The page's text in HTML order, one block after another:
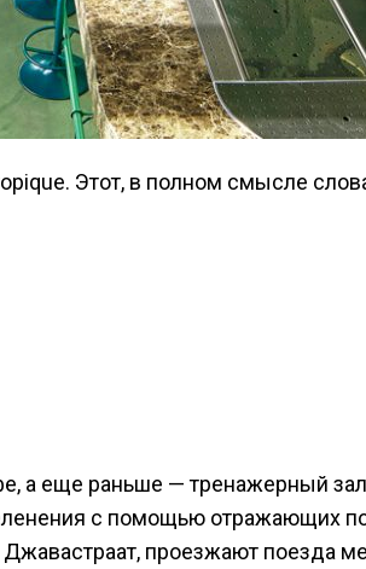
а еще раньше — тренажерный
с помощью отражающих
проезжают поезда